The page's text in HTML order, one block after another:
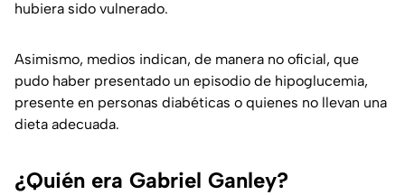
hubiera sido vulnerado.
Asimismo, medios indican, de manera no oficial, que
pudo haber presentado un episodio de hipoglucemia,
presente en personas diabéticas o quienes no llevan una
dieta adecuada.
¿Quién era Gabriel Ganley?